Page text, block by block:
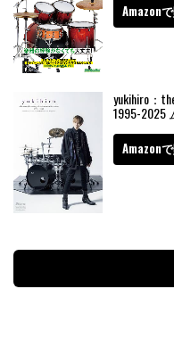
Amazon
yukihiro：
1995-2025
Amazon